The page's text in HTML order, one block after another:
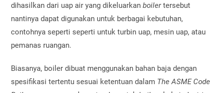
dihasilkan dari uap air yang dikeluarkanboilertersebut
nantinya dapat digunakan untuk berbagai kebutuhan,
contohnya seperti seperti untuk turbin uap, mesin uap, atau
pemanas ruangan.
Biasanya, boiler dibuat menggunakan bahan baja dengan
spesifikasi tertentu sesuai ketentuan dalam The ASME Code